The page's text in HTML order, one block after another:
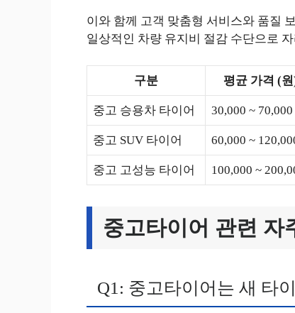
이와 함께 고객 맞춤형 서비스와 품질
일상적인 차량 유지비 절감 수단으로
구분 평균 가격 (
중고 승용차 타이어 30,000 ~ 70,000
중고 SUV 타이어 60,000 ~
중고 고성능 타이어 100,000 ~
중고타이어 관련 자
Q1: 중고타이어는 새 타